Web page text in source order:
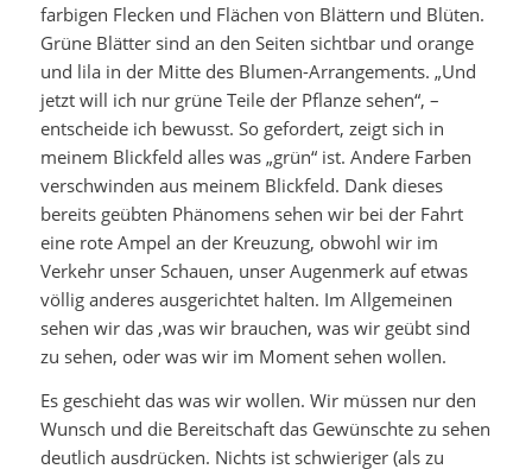
farbigen Flecken und Flächen von Blättern und Blüten.
Grüne Blätter sind an den Seiten sichtbar und orange
und lila in der Mitte des Blumen-Arrangements. „Und
jetzt will ich nur grüne Teile der Pflanze sehen“, –
entscheide ich bewusst. So gefordert, zeigt sich in
meinem Blickfeld alles was „grün“ ist. Andere Farben
verschwinden aus meinem Blickfeld. Dank dieses
bereits geübten Phänomens sehen wir bei der Fahrt
eine rote Ampel an der Kreuzung, obwohl wir im
Verkehr unser Schauen, unser Augenmerk auf etwas
völlig anderes ausgerichtet halten. Im Allgemeinen
sehen wir das ,was wir brauchen, was wir geübt sind
zu sehen, oder was wir im Moment sehen wollen.
Es geschieht das was wir wollen. Wir müssen nur den
Wunsch und die Bereitschaft das Gewünschte zu sehen
deutlich ausdrücken. Nichts ist schwieriger (als zu